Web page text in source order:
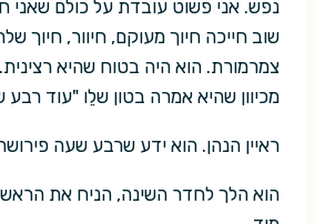
נפש. אני פשוט עובדת על כולם שאני
שוב חייכה חיוך מעוקם, חיוור, חיוך
צמרמורת. הוא היה בטוח שהיא
מכיוון שהיא אמרה בטון שלֵו "עוד רבע
ראיין הנהן. הוא ידע שרבע שעה
הוא הלך לחדר השינה, הניח את